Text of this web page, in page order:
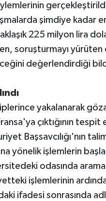
şimdiye kadar
225 milyon lira
soruşturmayı yürüten
değerlendirdiği
yakalanarak
çıktığının tespit
Başsavcılığı'nın
yönelik işlemlerin
odasında arama
işlemlerinin
ifadesi sonrasında